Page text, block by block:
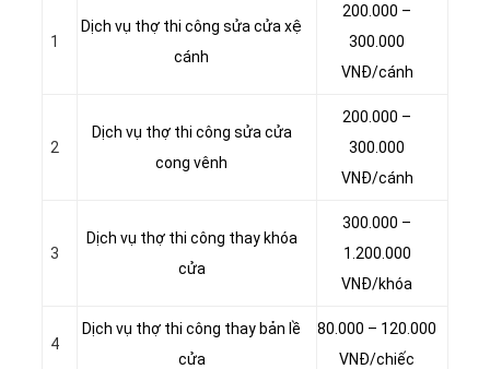
1
Dịch vụ thợ thi công sửa cửa xệ
cánh
200.000 –
300.000
VNĐ/cánh
2
Dịch vụ thợ thi công sửa cửa
cong vênh
200.000 –
300.000
VNĐ/cánh
3
Dịch vụ thợ thi công thay khóa
cửa
300.000 –
1.200.000
VNĐ/khóa
4
Dịch vụ thợ thi công thay bản lề
cửa
80.000 – 120.000
VNĐ/chiếc